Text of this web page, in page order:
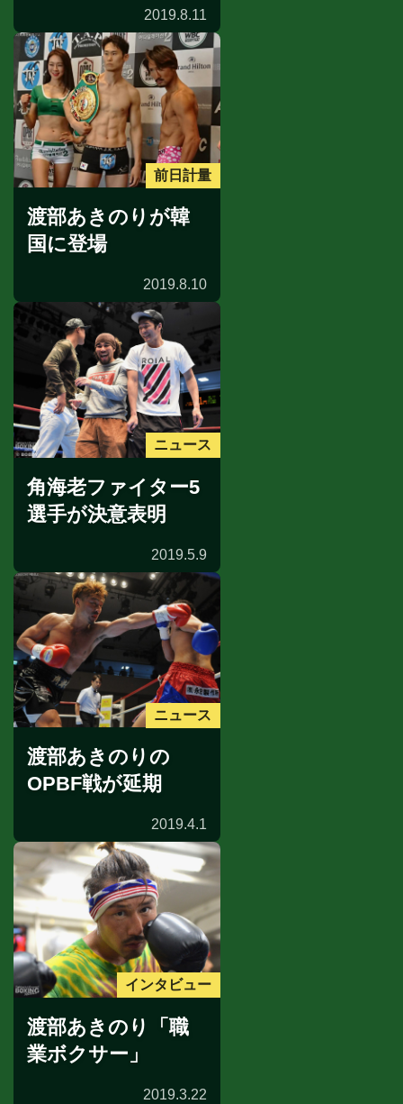
2019.8.11
前日計量
渡部あきのりが韓
国に登場
2019.8.10
ニュース
角海老ファイター5
選手が決意表明
2019.5.9
ニュース
渡部あきのりの
OPBF戦が延期
2019.4.1
インタビュー
渡部あきのり「職
業ボクサー」
2019.3.22